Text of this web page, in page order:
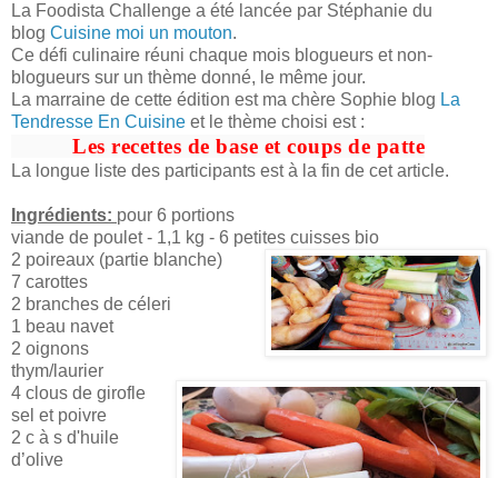
La Foodista Challenge a été lancée par Stéphanie du
blog Cuisine moi un mouton.
Ce défi culinaire réuni chaque mois blogueurs et non-
blogueurs sur un thème donné, le même jour.
La marraine de cette édition est ma chère Sophie blog La
Tendresse En Cuisine et le thème choisi est :
Les recettes de base et coups de patte
La longue liste des participants est à la fin de cet article.
Ingrédients: pour 6 portions
viande de poulet - 1,1 kg - 6 petites cuisses bio
2 poireaux (partie blanche)
7 carottes
2 branches de céleri
1 beau navet
2 oignons
thym/laurier
4 clous de girofle
sel et poivre
2 c à s d'huile
d’olive